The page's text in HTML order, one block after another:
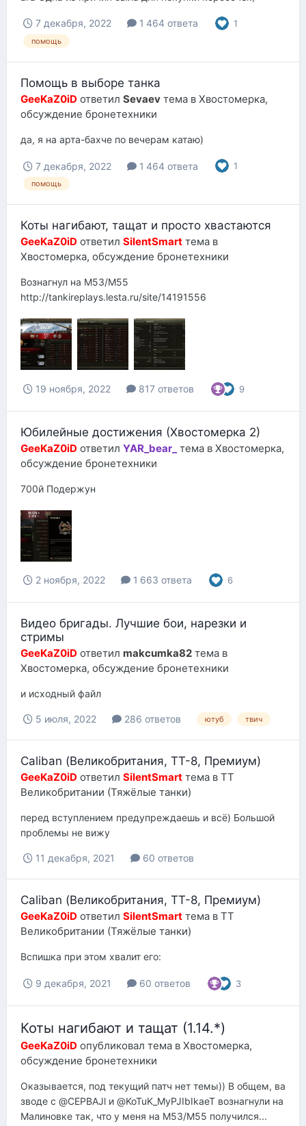
7 декабря, 2022 1 464 ответа 1
помощь
Помощь в выборе танка
GeeKaZ0iD ответил Sevaev тема в Хвостомерка,
обсуждение бронетехники
да, я на арта-бахче по вечерам катаю)
7 декабря, 2022 1 464 ответа 1
помощь
Коты нагибают, тащат и просто хвастаются
GeeKaZ0iD ответил SilentSmart тема в
Хвостомерка, обсуждение бронетехники
Вознагнул на M53/M55
http://tankireplays.lesta.ru/site/14191556
19 ноября, 2022 817 ответов 9
Юбилейные достижения (Хвостомерка 2)
GeeKaZ0iD ответил YAR_bear_ тема в Хвостомерка,
обсуждение бронетехники
700й Подержун
2 ноября, 2022 1 663 ответа 6
Видео бригады. Лучшие бои, нарезки и
стримы
GeeKaZ0iD ответил makcumka82 тема в
Хвостомерка, обсуждение бронетехники
и исходный файл
5 июля, 2022 286 ответов ютуб твич
Caliban (Великобритания, ТТ-8, Премиум)
GeeKaZ0iD ответил SilentSmart тема в ТТ
Великобритании (Тяжёлые танки)
перед вступлением предупреждаешь и всё) Большой
проблемы не вижу
11 декабря, 2021 60 ответов
Caliban (Великобритания, ТТ-8, Премиум)
GeeKaZ0iD ответил SilentSmart тема в ТТ
Великобритании (Тяжёлые танки)
Вспишка при этом хвалит его:
9 декабря, 2021 60 ответов 3
Коты нагибают и тащат (1.14.*)
GeeKaZ0iD опубликовал тема в Хвостомерка,
обсуждение бронетехники
Оказывается, под текущий патч нет темы)) В общем, ва
зводе с @CEPBAJl и @KoTuK_MyPJIbIkaeT вознагнули на
Малиновке так, что у меня на M53/M55 получился...